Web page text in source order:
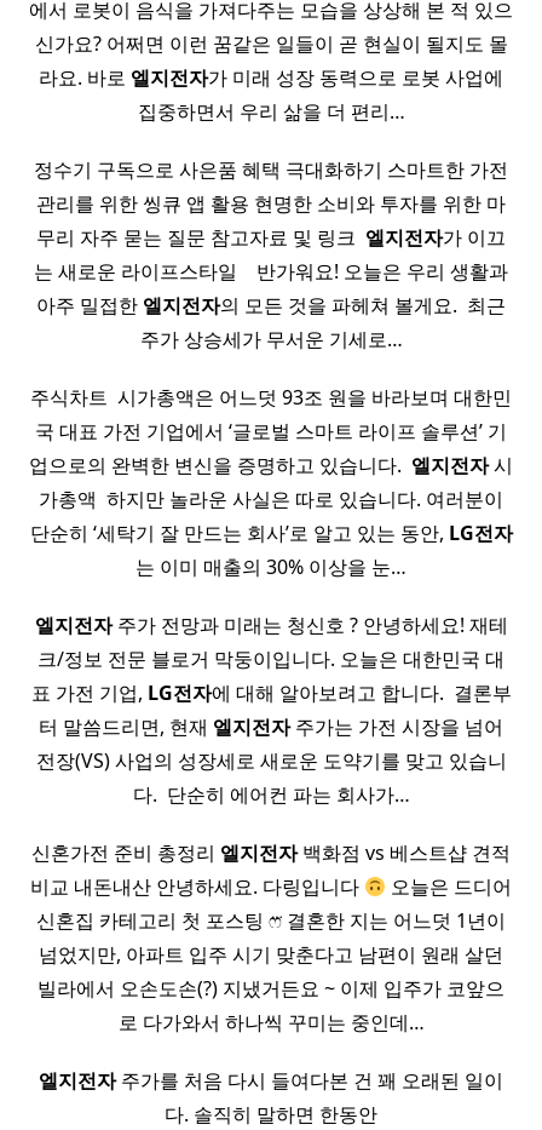
에서 로봇이 음식을 가져다주는 모습을 상상해 본 적 있으
신가요? 어쩌면 이런 꿈같은 일들이 곧 현실이 될지도 몰
라요. 바로 엘지전자가 미래 성장 동력으로 로봇 사업에
집중하면서 우리 삶을 더 편리…
정수기 구독으로 사은품 혜택 극대화하기 스마트한 가전
관리를 위한 씽큐 앱 활용 현명한 소비와 투자를 위한 마
무리 자주 묻는 질문 참고자료 및 링크 ​ 엘지전자가 이끄
는 새로운 라이프스타일 ​ ​ ​ 반가워요! 오늘은 우리 생활과
아주 밀접한 엘지전자의 모든 것을 파헤쳐 볼게요. ​ 최근
주가 상승세가 무서운 기세로…
주식차트 ​ 시가총액은 어느덧 93조 원을 바라보며 대한민
국 대표 가전 기업에서 ‘글로벌 스마트 라이프 솔루션’ 기
업으로의 완벽한 변신을 증명하고 있습니다. ​ 엘지전자시
가총액 ​ 하지만 놀라운 사실은 따로 있습니다. 여러분이
단순히 ‘세탁기 잘 만드는 회사’로 알고 있는 동안, LG전자
는 이미 매출의 30% 이상을 눈…
엘지전자주가 전망과 미래는 청신호 ? 안녕하세요! 재테
크/정보 전문 블로거 막둥이입니다. 오늘은 대한민국 대
표 가전 기업, LG전자에 대해 알아보려고 합니다. ​ 결론부
터 말씀드리면, 현재 엘지전자주가는 가전 시장을 넘어
전장(VS) 사업의 성장세로 새로운 도약기를 맞고 있습니
다. ​ 단순히 에어컨 파는 회사가…
신혼가전 준비 총정리 엘지전자백화점 vs 베스트샵 견적
비교 내돈내산 안녕하세요. 다링입니다
오늘은 드디어
신혼집 카테고리 첫 포스팅 ෆ⃛ 결혼한 지는 어느덧 1년이
넘었지만, 아파트 입주 시기 맞춘다고 남편이 원래 살던
빌라에서 오손도손(?) 지냈거든요 ~ 이제 입주가 코앞으
로 다가와서 하나씩 꾸미는 중인데…
엘지전자주가를 처음 다시 들여다본 건 꽤 오래된 일이
다. 솔직히 말하면 한동안